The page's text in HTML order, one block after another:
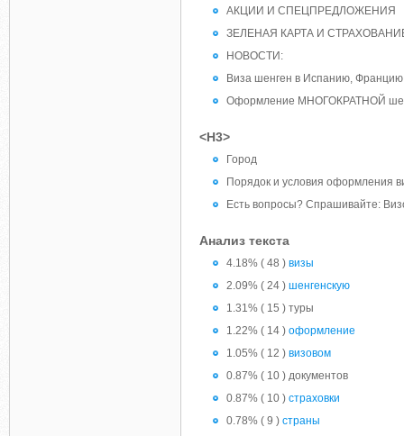
АКЦИИ И СПЕЦПРЕДЛОЖЕНИЯ
ЗЕЛЕНАЯ КАРТА И
НОВОСТИ:
Виза шенген в Испанию, Францию
Оформление МНОГОКРАТНОЙ
<H3>
Город
Порядок и условия оформления
Есть вопросы? Спрашивайте:
Анализ текста
4.18% ( 48 ) визы
2.09% ( 24 ) шенгенскую
1.31% ( 15 ) туры
1.22% ( 14 ) оформление
1.05% ( 12 ) визовом
0.87% ( 10 ) документов
0.87% ( 10 ) страховки
0.78% ( 9 ) страны